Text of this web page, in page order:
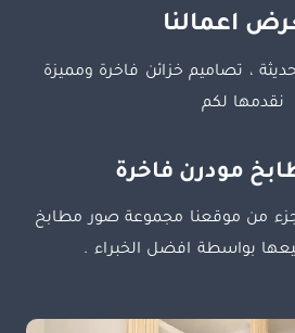
اعمالنا
، تصاميم خزائن فاخرة ومميزة
نقدمها لكم
مودرن فاخرة
من موقعنا مجموعة صور مطابخ
بواسطة افضل الخبراء .